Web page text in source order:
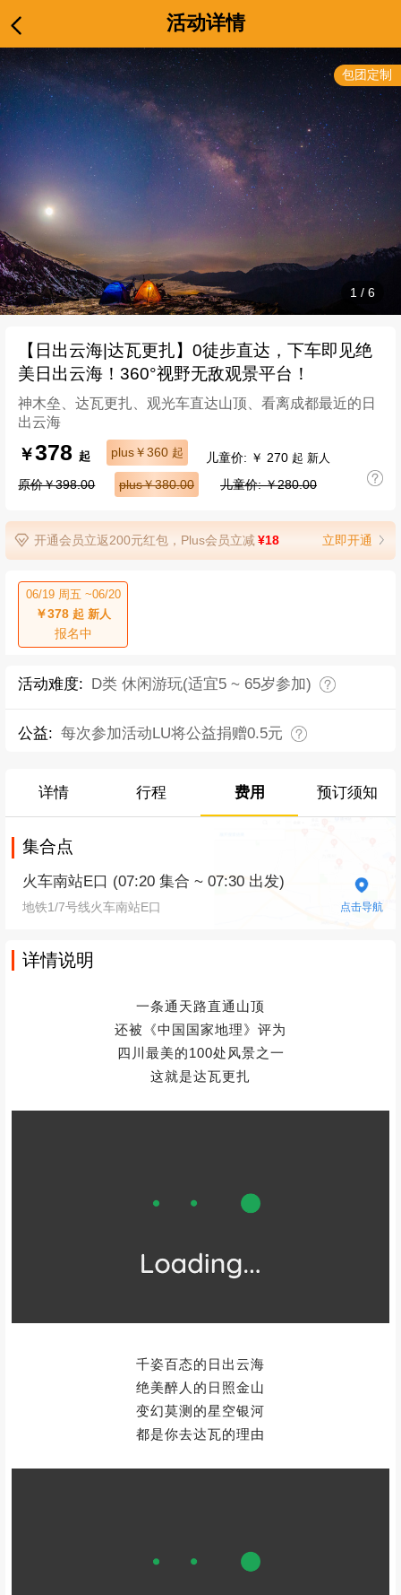
活动详情
1 / 6
【日出云海|达瓦更扎】0徒步直达，下车即见绝
美日出云海！360°视野无敌观景平台！
神木垒、达瓦更扎、观光车直达山顶、看离成都最近的日
出云海
￥378起 plus￥360 起 儿童价: ￥ 270 起 新人
原价￥398.00 plus￥380.00 儿童价: ￥280.00
开通会员立返200元红包，Plus会员立减¥18 立即开通
06/19 周五 ~06/20
￥378起 新人
报名中
包团定制
活动难度: D类 休闲游玩(适宜5 ~ 65岁参加)
公益: 每次参加活动LU将公益捐赠0.5元
详情 行程 费用 预订须知
集合点
火车南站E口 (07:20 集合 ~ 07:30 出发)
地铁1/7号线火车南站E口 点击导航
详情说明
一条通天路直通山顶
还被《中国国家地理》评为
四川最美的100处风景之一
这就是达瓦更扎
千姿百态的日出云海
绝美醉人的日照金山
变幻莫测的星空银河
都是你去达瓦的理由